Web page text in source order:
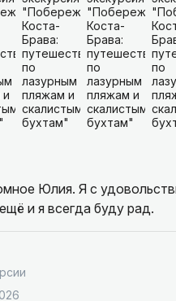
Юлия. Я с
и я всегда буду рад.